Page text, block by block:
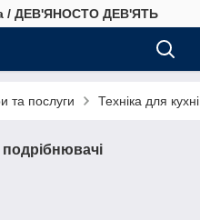
/ ДЕВ'ЯНОСТО ДЕВ'ЯТЬ
та послуги Техніка для кухні